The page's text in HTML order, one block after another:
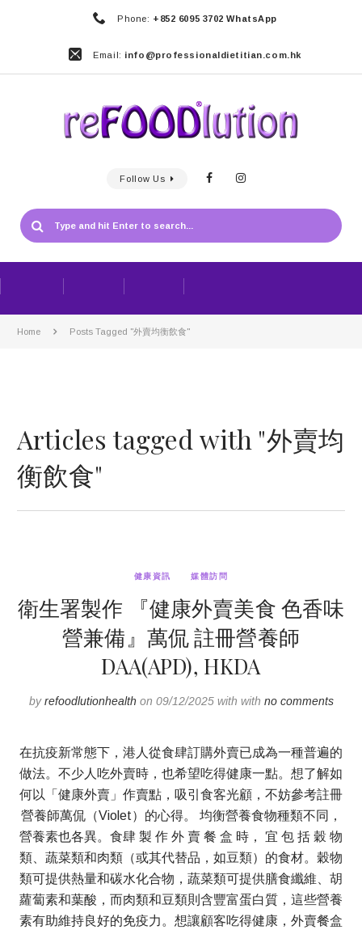
Phone: +852 6095 3702 WhatsApp
Email: info@professionaldietitian.com.hk
Follow Us
Home Posts Tagged "外賣均衡飲食"
Articles tagged with "外賣均
衡飲食"
健康資訊 媒體訪問
衛生署製作 『健康外賣美食 色香味
營兼備』萬侃 註冊營養師
DAA(APD), HKDA
byrefoodlutionhealth on 09/12/2025 with with no comments
在抗疫新常態下，港人從食肆訂購外賣已成為一種普遍的
做法。不少人吃外賣時，也希望吃得健康一點。想了解如
何以「健康外賣」作賣點，吸引食客光顧，不妨參考註冊
營養師萬侃（Violet）的心得。 均衡營養食物種類不同，
營養素也各異。食肆 製 作 外 賣 餐 盒 時， 宜 包 括 穀 物
類、蔬菜類和肉類（或其代替品，如豆類）的食材。穀物
類可提供熱量和碳水化合物，蔬菜類可提供膳食纖維、胡
蘿蔔素和葉酸，而肉類和豆類則含豐富蛋白質，這些營養
素有助維持良好的免疫力。想讓顧客吃得健康，外賣餐盒